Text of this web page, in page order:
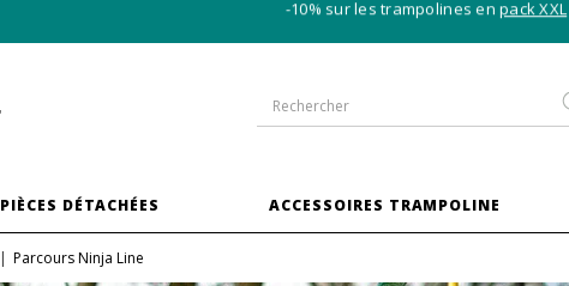
-10% sur les trampolines enpack XXL
PIÈCES DÉTACHÉES ACCESSOIRES TRAMPOLINE
Parcours Ninja Line